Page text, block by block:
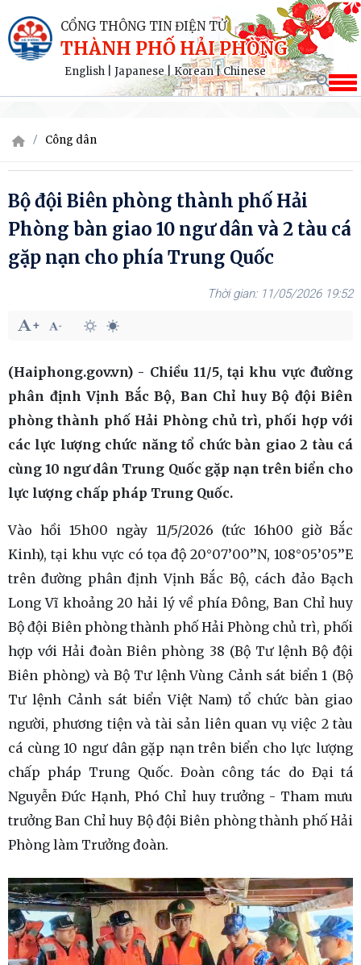
CỔNG THÔNG TIN ĐIỆN TỬ
THÀNH PHỐ HẢI PHÒNG
English Japanese|Korean|Chinese
Công dân
Bộ đội Biên phòng thành phố Hải
Phòng bàn giao 10 ngư dân và 2 tàu cá
gặp nạn cho phía Trung Quốc
11/05/2026 19:52
(Haiphong.gov.vn) - Chiều 11/5, tại khu vực đường
phân định Vịnh Bắc Bộ, Ban Chỉ huy Bộ đội Biên
phòng thành phố Hải Phòng chủ trì, phối hợp với
các lực lượng chức năng tổ chức bàn giao 2 tàu cá
cùng 10 ngư dân Trung Quốc gặp nạn trên biển cho
lực lượng chấp pháp Trung Quốc.
Vào hồi 15h00 ngày 11/5/2026 (tức 16h00 giờ Bắc
Kinh), tại khu vực có tọa độ 20°07’00’’N, 108°05’05’’E
trên đường phân định Vịnh Bắc Bộ, cách đảo Bạch
Long Vĩ khoảng 20 hải lý về phía Đông, Ban Chỉ huy
Bộ đội Biên phòng thành phố Hải Phòng chủ trì, phối
hợp với Hải đoàn Biên phòng 38 (Bộ Tư lệnh Bộ đội
Biên phòng) và Bộ Tư lệnh Vùng Cảnh sát biển 1 (Bộ
Tư lệnh Cảnh sát biển Việt Nam) tổ chức bàn giao
người, phương tiện và tài sản liên quan vụ việc 2 tàu
cá cùng 10 ngư dân gặp nạn trên biển cho lực lượng
chấp pháp Trung Quốc. Đoàn công tác do Đại tá
Nguyễn Đức Hạnh, Phó Chỉ huy trưởng - Tham mưu
trưởng Ban Chỉ huy Bộ đội Biên phòng thành phố Hải
Phòng làm Trưởng đoàn.